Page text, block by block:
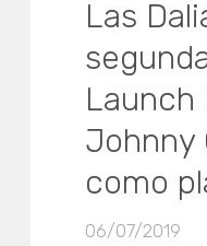
Las
Launch
Johnny
como
06/07/2019